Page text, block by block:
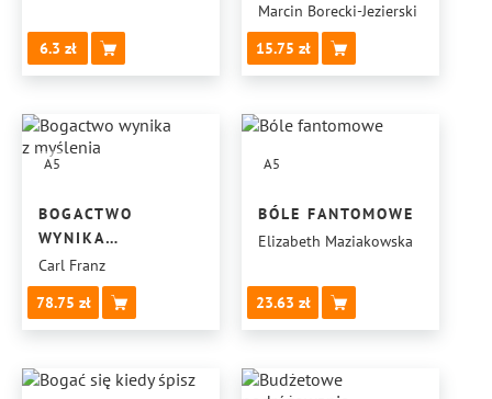
6.3
Marcin Borecki-Jezierski
15.75
A5
BOGACTWO
WYNIKA
Z MYŚLENIA
Carl Franz
78.75
A5
BÓLE FANTOMOWE
Elizabeth Maziakowska
23.63